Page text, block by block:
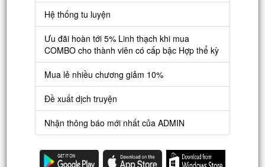
Truyện Full
Truyện Dịch Miễn Phí
Thao tác
Đăng ký tài khoản
Danh sách combo
Nguời dùng
Lưu ý trên web
Hệ thống tu luyện
Ưu đãi hoàn tới 5% Linh thạch khi mua
COMBO cho thành viên có cấp bậc Hợp thể kỳ
Mua lẻ nhiều chương giảm 10%
Đề xuất dịch truyện
Nhận thông báo mới nhất của ADMIN